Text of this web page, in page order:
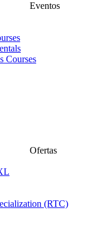
Eventos
Courses
Ofertas
(RTC)